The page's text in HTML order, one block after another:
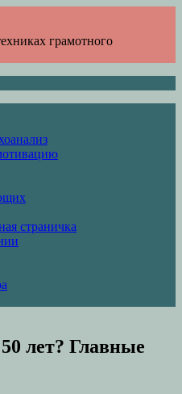
грамотного
страничка
лет? Главные